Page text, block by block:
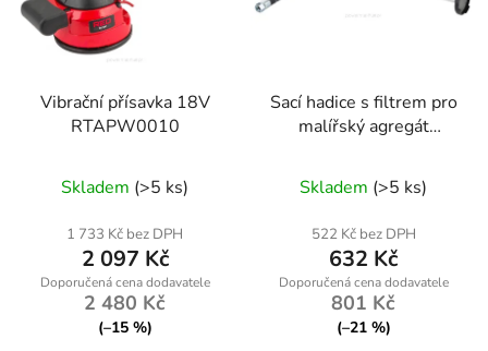
Vibrační přísavka 18V
RTAPW0010
Skladem (>5 ks)
1 733 Kč bez DPH
2 097 Kč
2 480 Kč
(–15 %)
Sací hadice s filtrem pro
malířský agregát
1500M-WSF
Skladem (>5 ks)
522 Kč bez DPH
632 Kč
801 Kč
(–21 %)